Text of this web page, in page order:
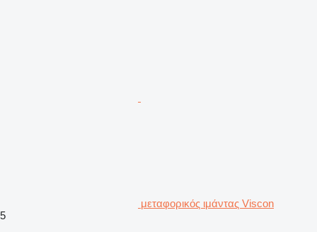
μεταφορικός ιμάντας Viscon
5